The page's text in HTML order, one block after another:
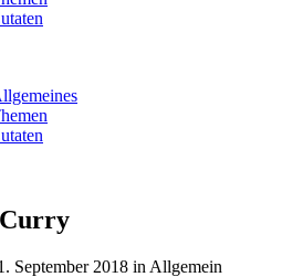
September 2018 in Allgemein